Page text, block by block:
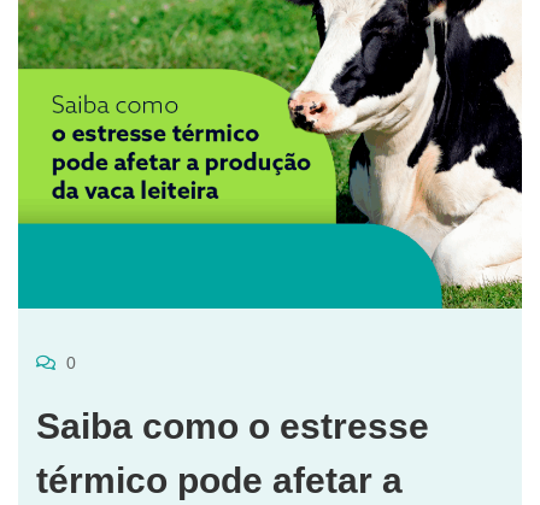
0
Saiba como o estresse
térmico pode afetar a